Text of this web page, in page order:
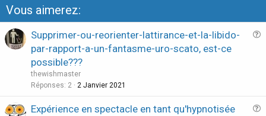
Vous aimerez:
Supprimer-ou-reorienter-lattirance-et-la-libido-
par-rapport-a-un-fantasme-uro-scato, est-ce
possible???
thewishmaster
Réponses 2 2 Janvier 2021
Expérience en spectacle en tant qu'hypnotisée